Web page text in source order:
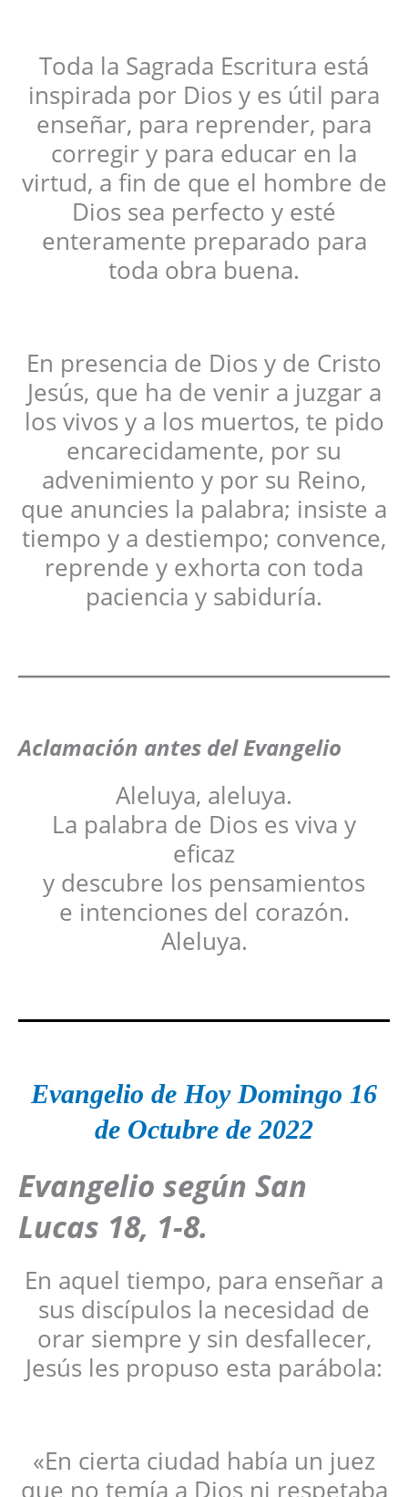
Toda la Sagrada Escritura está
inspirada por Dios y es útil para
enseñar, para reprender, para
corregir y para educar en la
virtud, a fin de que el hombre de
Dios sea perfecto y esté
enteramente preparado para
toda obra buena.
En presencia de Dios y de Cristo
Jesús, que ha de venir a juzgar a
los vivos y a los muertos, te pido
encarecidamente, por su
advenimiento y por su Reino,
que anuncies la palabra; insiste a
tiempo y a destiempo; convence,
reprende y exhorta con toda
paciencia y sabiduría.
Aclamación antes del Evangelio
Aleluya, aleluya.
La palabra de Dios es viva y
eficaz
y descubre los pensamientos
e intenciones del corazón.
Aleluya.
Evangelio de Hoy Domingo 16
de Octubre de 2022
Evangelio según San
Lucas 18, 1-8.
En aquel tiempo, para enseñar a
sus discípulos la necesidad de
orar siempre y sin desfallecer,
Jesús les propuso esta parábola:
«En cierta ciudad había un juez
que no temía a Dios ni respetaba